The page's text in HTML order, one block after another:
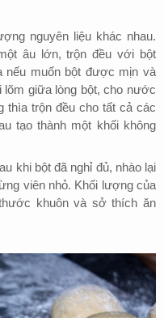
nguyên liệu khác nhau.
âu lớn, trộn đều với bột
nếu muốn bột được mịn và
lõm giữa lòng bột, cho nước
thìa trộn đều cho tất cả các
tạo thành một khối không
khi bột đã nghỉ đủ, nhào lại
viên nhỏ. Khối lượng của
khuôn và sở thích ăn